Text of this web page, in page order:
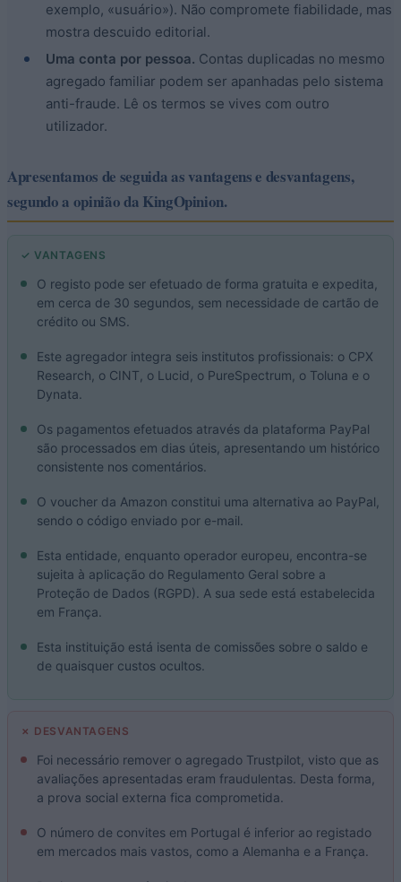
exemplo, «usuário»). Não compromete fiabilidade, mas
mostra descuido editorial.
Uma conta por pessoa. Contas duplicadas no mesmo
agregado familiar podem ser apanhadas pelo sistema
anti-fraude. Lê os termos se vives com outro
utilizador.
Apresentamos de seguida as vantagens e desvantagens,
segundo a opinião da KingOpinion.
✓ VANTAGENS
O registo pode ser efetuado de forma gratuita e expedita,
em cerca de 30 segundos, sem necessidade de cartão de
crédito ou SMS.
Este agregador integra seis institutos profissionais: o CPX
Research, o CINT, o Lucid, o PureSpectrum, o Toluna e o
Dynata.
Os pagamentos efetuados através da plataforma PayPal
são processados em dias úteis, apresentando um histórico
consistente nos comentários.
O voucher da Amazon constitui uma alternativa ao PayPal,
sendo o código enviado por e-mail.
Esta entidade, enquanto operador europeu, encontra-se
sujeita à aplicação do Regulamento Geral sobre a
Proteção de Dados (RGPD). A sua sede está estabelecida
em França.
Esta instituição está isenta de comissões sobre o saldo e
de quaisquer custos ocultos.
✗ DESVANTAGENS
Foi necessário remover o agregado Trustpilot, visto que as
avaliações apresentadas eram fraudulentas. Desta forma,
a prova social externa fica comprometida.
O número de convites em Portugal é inferior ao registado
em mercados mais vastos, como a Alemanha e a França.